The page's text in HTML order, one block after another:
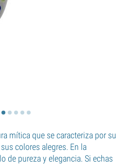
mítica que se caracteriza por su
colores alegres. En la
de pureza y elegancia. Si echas